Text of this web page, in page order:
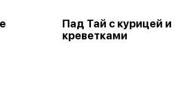
Пад Тай с курицей и
креветками